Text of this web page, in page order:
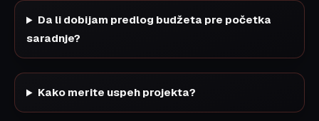
Da li dobijam predlog budžeta pre početka
saradnje?
Kako merite uspeh projekta?